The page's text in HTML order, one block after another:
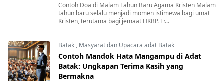
Contoh Doa di Malam Tahun Baru Agama Kristen Malam
tahun baru selalu menjadi momen istimewa bagi umat
Kristen, terutama bagi jemaat HKBP. Tr...
Batak , Masyarat dan Upacara adat Batak
Contoh Mandok Hata Mangampu di Adat
Batak: Ungkapan Terima Kasih yang
Bermakna